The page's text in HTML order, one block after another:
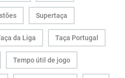
Supertaça
da Liga Taça Portugal
Tempo útil de jogo